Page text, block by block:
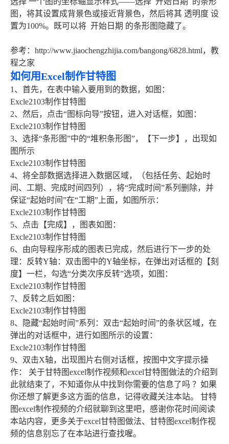
图，将其设置成背景色或接近背景色，然后将其 透明度 设
置为100%。既可以将 开始日期 的条形图隐藏了。
参考：http://www.jiaochengzhijia.com/bangong/6828.html，教
程之家
如何用Excel制作甘特图
1、首先，在表中输入要用到的数据，如图：
Excle2103制作甘特图
2、然后，点击“图标向导”按钮，进入对话框，如图：
Excle2103制作甘特图
3、选择“条形图”中的“堆积条形图”，【下一步】，出现如
图所示
Excle2103制作甘特图
4、将全部数据选择进入数据区域，（包括任务、起始时
间、工期、完成时间四列），将“完成时间”系列删除，并
保证“起始时间”在“工期”上面，如图所示：
Excle2103制作甘特图
5、点击【完成】，图表如图：
Excle2103制作甘特图
6、由向导程序形成的图表已完成，然后进行下一步的处
理：反转Y轴：双击图中的Y轴坐标，在弹出对话框的【刻
度】一栏，勾选“分类次序反转”选项，如图：
Excle2103制作甘特图
7、反转之后如图：
Excle2103制作甘特图
8、隐藏“起始时间”系列：双击“起始时间”的条状区域，在
弹出的对话框中，进行如图所示的设置：
Excle2103制作甘特图
9、双击X轴，出现图片右侧对话框，按图中文字提示操
作： 关于甘特图excel制作视频和excel甘特图做法的介绍到
此就结束了，不知道你从中找到你需要的信息了吗 ？如果
你还想了解更多这方面的信息，记得收藏关注本站。 甘特
图excel制作视频的介绍就聊到这里吧，感谢你花时间阅读
本站内容，更多关于excel甘特图做法、甘特图excel制作视
频的信息别忘了在本站进行查找喔。